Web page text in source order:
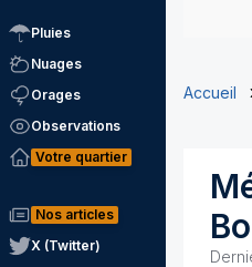
Pluies
Nuages
Orages
Observations
Votre quartier
Nos articles
X (Twitter)
Accueil